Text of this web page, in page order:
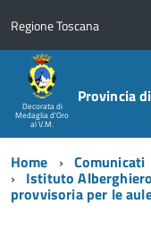
Regione Toscana
Decorata di
Medaglia d'Oro
al V.M.
Provincia
Home Comunicati
Istituto
provvisoria per le